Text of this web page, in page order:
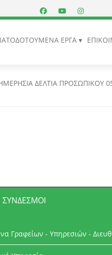
ΕΡΓΑ
ΔΕΛΤΙΑ ΠΡΟΣΩΠΙΚΟΥ
ΣΎΝΔΕΣΜΟΙ
Γραφείων - Υπηρεσιών -